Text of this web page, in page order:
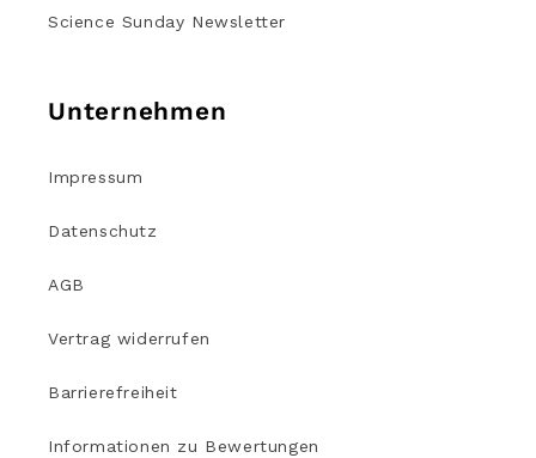
Science Sunday Newsletter
Unternehmen
Impressum
Datenschutz
AGB
Vertrag widerrufen
Barrierefreiheit
Informationen zu Bewertungen